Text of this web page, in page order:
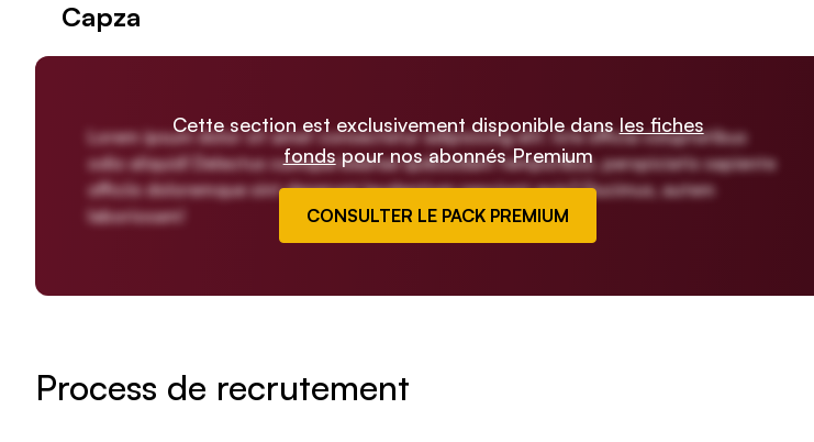
Capza
Lorem ipsum dolor sit amet consectetur adipisicing elit. Iste officia voluptatibus
odio aliquid! Delectus cumque beatae quibusdam temporibus, perspiciatis sapiente
officiis doloremque sint deserunt laudantium nesciunt quis? Ducimus, autem
laboriosam!
Cette section est exclusivement disponible dansles fiches
fondspour nos abonnés Premium
CONSULTER LE PACK PREMIUM
Process de recrutement